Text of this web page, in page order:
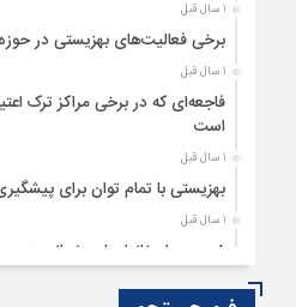
1 سال قبل
برخی فعالیت‌های بهزیستی در
1 سال قبل
است
1 سال قبل
بهزیستی با تمام توان برای
1 سال قبل
۸ درصد از خانوارهای زنجانی زیر پوشش بهزیستی هستند